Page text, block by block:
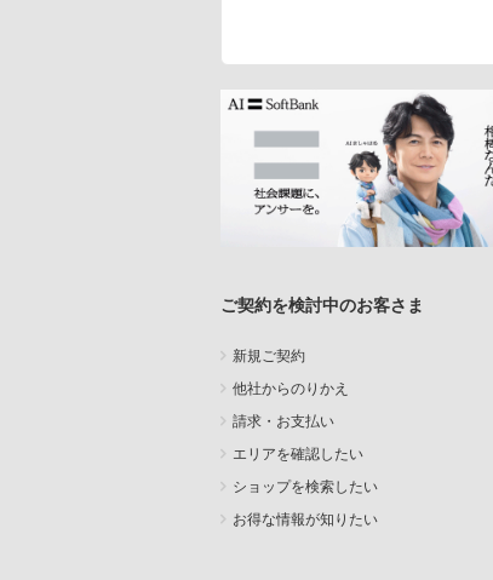
ご契約を検討中のお客さま
新規ご契約
他社からのりかえ
請求・お支払い
エリアを確認したい
ショップを検索したい
お得な情報が知りたい